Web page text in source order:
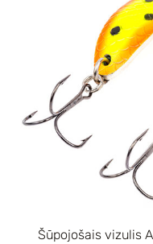
Šūpojošais vizulis